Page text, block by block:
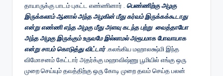
தாயாருக்கு பாடம் புகட்ட எண்ணினார் . பெண்ணிற்கு அழகு
இருக்கலாம் ஆனால் அந்த அழகின் மீது கர்வம் இருக்கக்கூடாது
என்று எண்ணி எந்த அழகு மீது அளவு கடந்த பற்று வைத்தாயோ
அந்த அழகு இருக்கும் உருவமே இல்லாமல் அரூபமாக போவாயாக
என்று சாபம் கொடுத்து விட்டார்.கலங்கிய மஹாலக்ஷ்மி இந்த
விமோசனம் கேட்டார் அதர்க்கு மஹாவிஷ்ணு பூமியில் எங்கு ஒரு
முறை செய்யும் தவத்திற்கு ஒரு கோடி முறை தவம் செய்த பலன்